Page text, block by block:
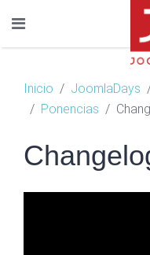
Inicio JoomlaDays
Ponencias